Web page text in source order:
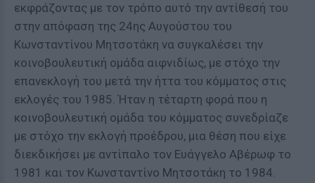
εκφράζοντας με τον τρόπο αυτό την αντίθεσή του
στην απόφαση της 24ης Αυγούστου του
Κωνσταντίνου Μητσοτάκη να συγκαλέσει την
κοινοβουλευτική ομάδα αιφνιδίως, με στόχο την
επανεκλογή του μετά την ήττα του κόμματος στις
εκλογές του 1985. Ήταν η τέταρτη φορά που η
κοινοβουλευτική ομάδα του κόμματος συνεδρίαζε
με στόχο την εκλογή προέδρου, μια θέση που είχε
διεκδικήσει με αντίπαλο τον Ευάγγελο Αβέρωφ το
1981 και τον Κωνσταντίνο Μητσοτάκη το 1984.